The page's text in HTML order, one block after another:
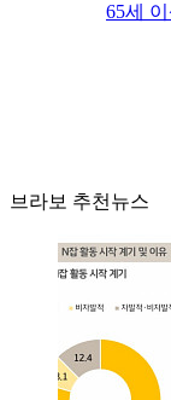
65세
브라보 추천뉴스